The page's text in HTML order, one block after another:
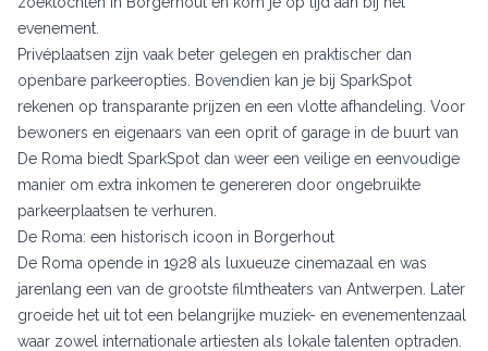
evenement.
Privéplaatsen zijn vaak beter gelegen en praktischer dan
openbare parkeeropties. Bovendien kan je bij SparkSpot
rekenen op transparante prijzen en een vlotte afhandeling. Voor
bewoners en eigenaars van een oprit of garage in de buurt van
De Roma biedt SparkSpot dan weer een veilige en eenvoudige
manier om extra inkomen te genereren door ongebruikte
parkeerplaatsen te verhuren.
De Roma: een historisch icoon in Borgerhout
De Roma opende in 1928 als luxueuze cinemazaal en was
jarenlang een van de grootste filmtheaters van Antwerpen. Later
groeide het uit tot een belangrijke muziek- en evenementenzaal
waar zowel internationale artiesten als lokale talenten optraden.